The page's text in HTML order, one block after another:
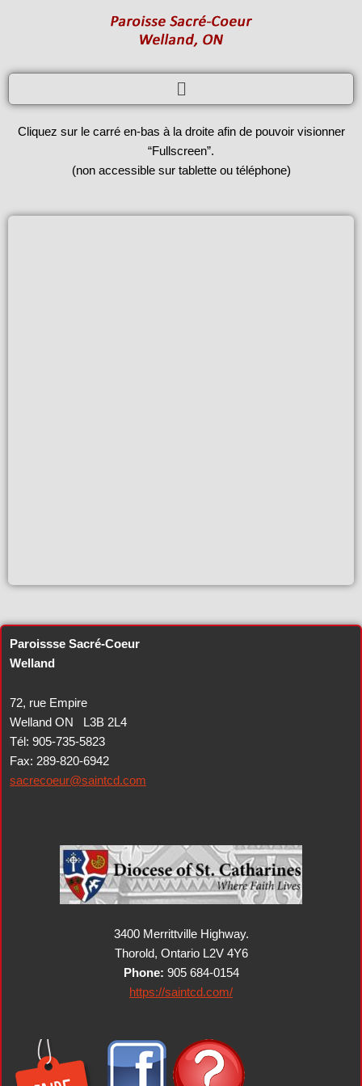
Menu
Cliquez sur le carré en-bas à la droite afin de pouvoir visionner
“Fullscreen”.
(non accessible sur tablette ou téléphone)
Paroissse Sacré-Coeur
Welland
72, rue Empire
Welland ON L3B 2L4
Tél: 905-735-5823
Fax: 289-820-6942
sacrecoeur@saintcd.com
3400 Merrittville Highway.
Thorold, Ontario L2V 4Y6
Phone: 905 684-0154
https://saintcd.com/